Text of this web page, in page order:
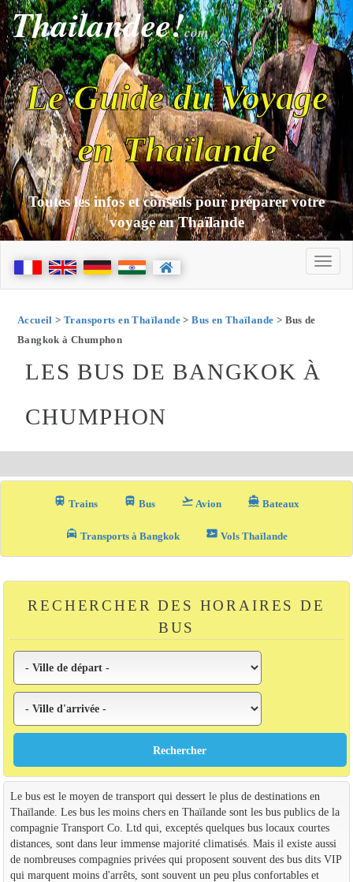
Thailandee!com
Le Guide du Voyage
en Thaïlande
Toutes les infos et conseils pour préparer votre
voyage en Thaïlande
Accueil > Transports en Thaïlande>Bus en Thaïlande > Bus de
Bangkok à Chumphon
LES BUS DE BANGKOK À
CHUMPHON
train Trains directions_bus_filled Bus flight_takeoff Avion directions_boat Bateaux
local_taxi Transports à Bangkok airplane_ticket Vols Thaïlande
RECHERCHER DES HORAIRES DE
BUS
Le bus est le moyen de transport qui dessert le plus de destinations en
Thaïlande. Les bus les moins chers en Thaïlande sont les bus publics de la
compagnie Transport Co. Ltd qui, exceptés quelques bus locaux courtes
distances, sont dans leur immense majorité climatisés. Mais il existe aussi
de nombreuses compagnies privées qui proposent souvent des bus dits VIP
qui marquent moins d'arrêts, sont souvent un peu plus confortables et